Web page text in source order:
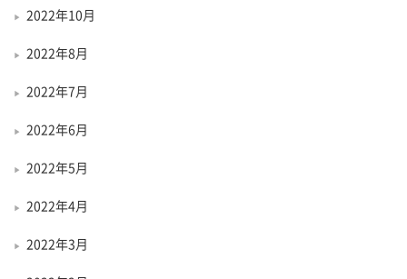
2022年10月
2022年8月
2022年7月
2022年6月
2022年5月
2022年4月
2022年3月